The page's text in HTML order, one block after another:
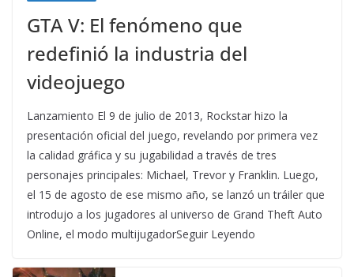
GTA V: El fenómeno que
redefinió la industria del
videojuego
Lanzamiento El 9 de julio de 2013, Rockstar hizo la
presentación oficial del juego, revelando por primera vez
la calidad gráfica y su jugabilidad a través de tres
personajes principales: Michael, Trevor y Franklin. Luego,
el 15 de agosto de ese mismo año, se lanzó un tráiler que
introdujo a los jugadores al universo de Grand Theft Auto
Online, el modo multijugadorSeguir Leyendo